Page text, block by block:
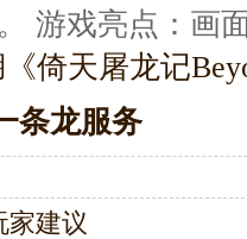
游戏亮点：画
倚天屠龙记
条龙服务
家建议